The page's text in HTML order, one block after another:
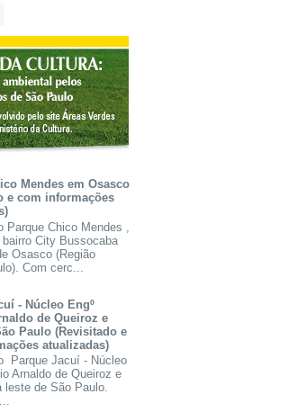
Mendes em Osasco
e com informações
Parque Chico Mendes ,
City Bussocaba
Osasco (Região
Com cerc...
- Núcleo Engº
de Queiroz e
Paulo (Revisitado e
atualizadas)
Parque Jacuí - Núcleo
Arnaldo de Queiroz e
de São Paulo.